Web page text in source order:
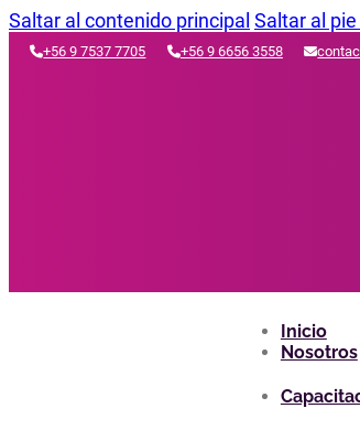
Saltar al contenido principal Saltar al
+56 9 7537 7705 +56 9 6656 3558
Inicio
Nosotros